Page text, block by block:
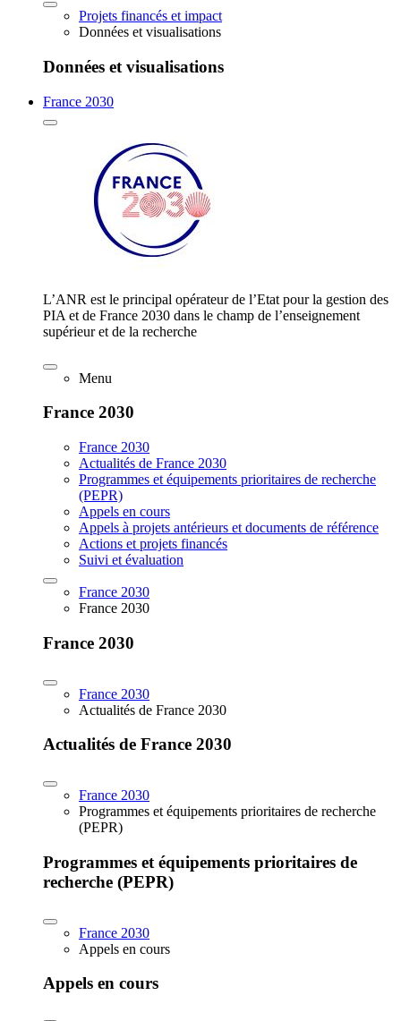
Projets financés et impact
Données et visualisations
Données et visualisations
France 2030
L’ANR est le principal opérateur de l’Etat pour la gestion des
PIA et de France 2030 dans le champ de l’enseignement
supérieur et de la recherche
Menu
France 2030
France 2030
Actualités de France 2030
Programmes et équipements prioritaires de recherche
(PEPR)
Appels en cours
Appels à projets antérieurs et documents de référence
Actions et projets financés
Suivi et évaluation
France 2030
France 2030
France 2030
France 2030
Actualités de France 2030
Actualités de France 2030
France 2030
Programmes et équipements prioritaires de recherche
(PEPR)
Programmes et équipements prioritaires de
recherche (PEPR)
France 2030
Appels en cours
Appels en cours